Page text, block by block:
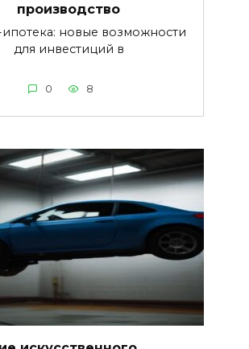
производство
новые возможности
для инвестиций в
0 8